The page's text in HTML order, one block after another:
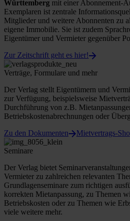
Württemberg mit einer Abonnement-
Exemplaren ist zentrale
Mitglieder und weitere Abonnenten zu
eigene Immobilie. Sie ist zudem
Eigentümer und Vermieter gegenüber
Zur Zeitschrift geht es hier!
Verträge, Formulare und mehr
Der Verlag stellt Eigentümern und
zur Verfügung, beispielsweise
Durchführung von z.B.
Betriebskostenabrechnungen oder
Zu den Dokumenten
Mietvertrags-
Seminare
Der Verlag bietet
Vermieter zu zahlreichen relevanten
Grundlagenseminare zum richtigen
korrekten Mietanpassung, zu Themen
Betriebskosten oder zu Themen wie
viele weitere mehr.